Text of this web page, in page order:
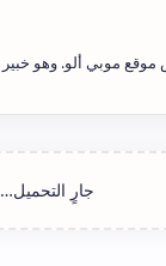
موبي ألو. وهو خبير